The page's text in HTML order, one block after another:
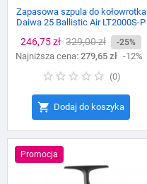
Zapasowa szpula do kołowrotka
Daiwa 25 Ballistic Air LT2000S-P
Cena
246,75 zł Cena
podstawowa
329,00 zł -25%
Najniższa cena: 279,65 zł -12%
(0)
 Dodaj do koszyka
Promocja